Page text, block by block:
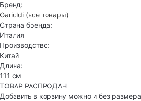
Бренд:
Garioldi (все товары)
Страна бренда:
Италия
Производство:
Китай
Длина:
111 см
ТОВАР РАСПРОДАН
Добавить в корзину можно и без размера